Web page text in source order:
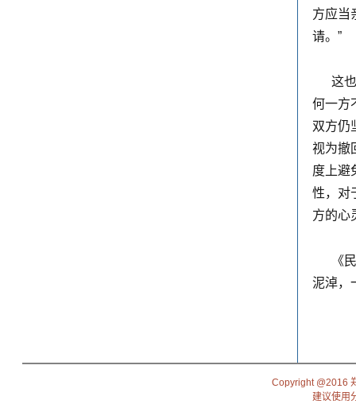
方应当
请。”
这
何一方
双方仍
视为撤
度上避
性，对
方的心
《
泥淖，
Copyright @2016
建议使用